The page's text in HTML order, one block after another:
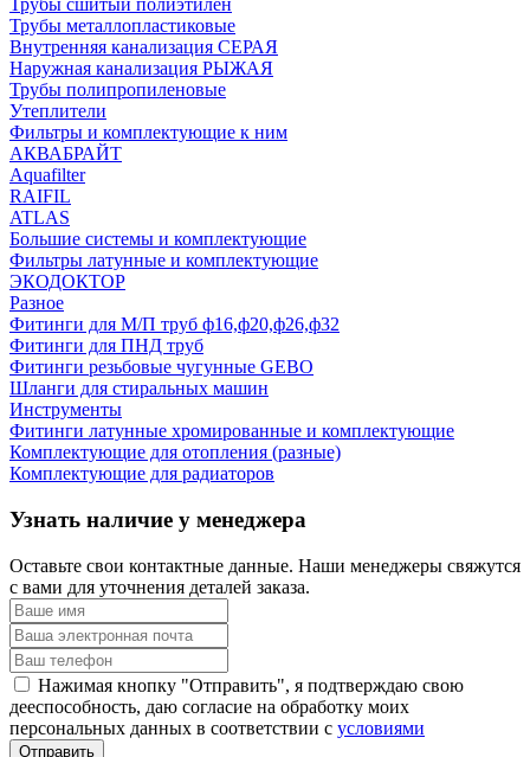
Трубы сшитый полиэтилен
Трубы металлопластиковые
Внутренняя канализация СЕРАЯ
Наружная канализация РЫЖАЯ
Трубы полипропиленовые
Утеплители
Фильтры и комплектующие к ним
АКВАБРАЙТ
Aquafilter
RAIFIL
ATLAS
Большие системы и комплектующие
Фильтры латунные и комплектующие
ЭКОДОКТОР
Разное
Фитинги для М/П труб ф16,ф20,ф26,ф32
Фитинги для ПНД труб
Фитинги резьбовые чугунные GEBO
Шланги для стиральных машин
Инструменты
Фитинги латунные хромированные и комплектующие
Комплектующие для отопления (разные)
Комплектующие для радиаторов
Узнать наличие у менеджера
Оставьте свои контактные данные. Наши менеджеры свяжутся
с вами для уточнения деталей заказа.
Нажимая кнопку "Отправить", я подтверждаю свою
дееспособность, даю согласие на обработку моих
персональных данных в соответствии с условиями